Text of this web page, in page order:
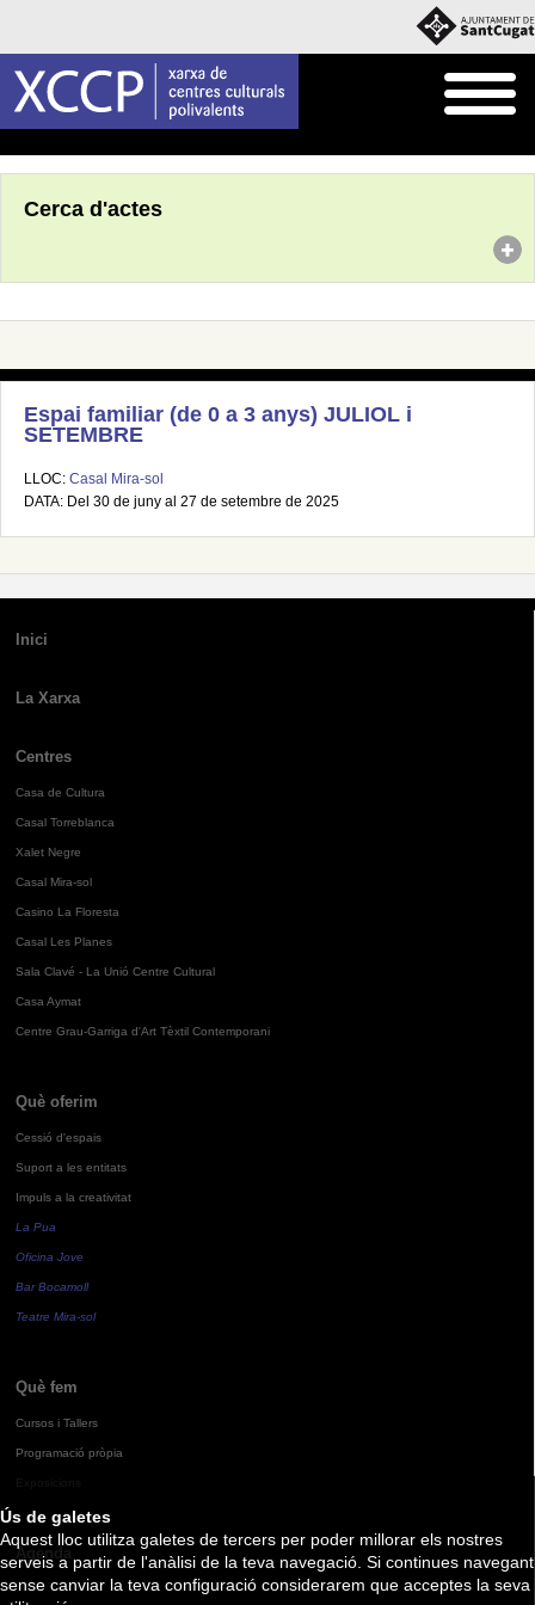
Ús de galetes
Aquest lloc utilitza galetes de tercers per poder millorar els nostres
serveis a partir de l'anàlisi de la teva navegació. Si continues navegant
sense canviar la teva configuració considerarem que acceptes la seva
Cerca d'actes
Espai familiar (de 0 a 3 anys) JULIOL i
SETEMBRE
LLOC: Casal Mira-sol
DATA: Del 30 de juny al 27 de setembre de 2025
Inici
La Xarxa
Centres
Casa de Cultura
Casal Torreblanca
Xalet Negre
Casal Mira-sol
Casino La Floresta
Casal Les Planes
Sala Clavé - La Unió Centre Cultural
Casa Aymat
Centre Grau-Garriga d'Art Tèxtil Contemporani
Què oferim
Cessió d'espais
Suport a les entitats
Impuls a la creativitat
La Pua
Oficina Jove
Bar Bocamoll
Teatre Mira-sol
Què fem
Cursos i Tallers
Programació pròpia
Agenda